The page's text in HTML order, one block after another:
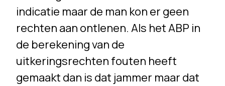
indicatie maar de man kon er geen
rechten aan ontlenen. Als het ABP in
de berekening van de
uitkeringsrechten fouten heeft
gemaakt dan is dat jammer maar dat